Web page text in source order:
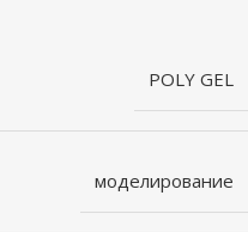
POLY GEL
моделирование